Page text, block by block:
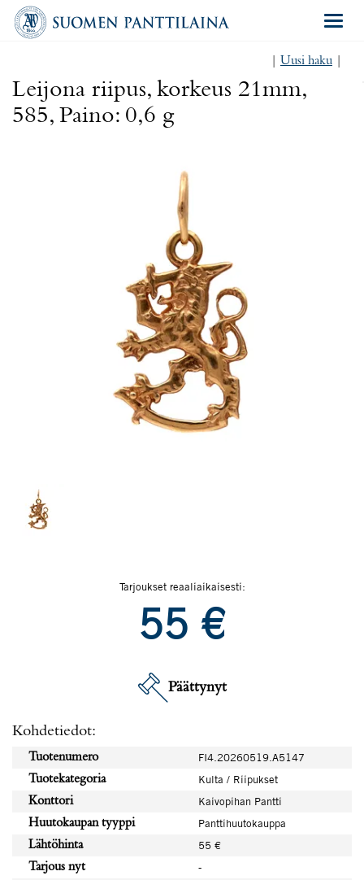
Uusi haku
Leijona riipus, korkeus 21mm,
585, Paino: 0,6 g
Tarjoukset reaaliaikaisesti:
55 €
Päättynyt
Kohdetiedot:
Tuotenumero
FI4.20260519.A5147
Tuotekategoria
Kulta / Riipukset
Konttori
Kaivopihan Pantti
Huutokaupan tyyppi
Panttihuutokauppa
Lähtöhinta
55 €
Tarjous nyt
-